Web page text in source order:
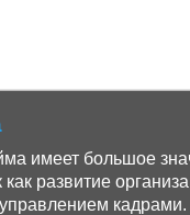
имеет большое
развитие
кадрами.